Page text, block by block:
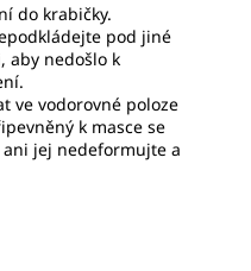
do krabičky.
pod jiné
aby nedošlo k
ve vodorovné poloze
k masce se
jej nedeformujte a